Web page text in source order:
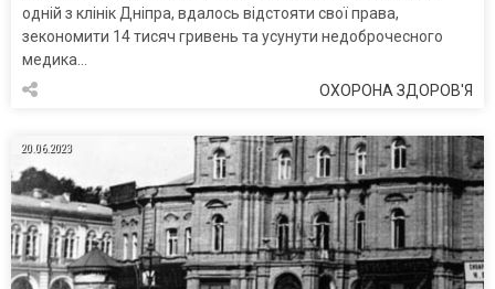
одній з клінік Дніпра, вдалось відстояти свої права,
зекономити 14 тисяч гривень та усунути недоброчесного
медика…
ОХОРОНА ЗДОРОВ'Я
20.06.2023